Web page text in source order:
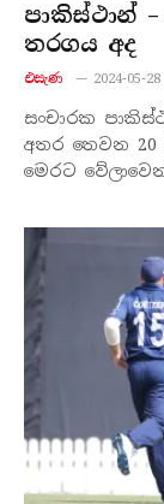
පාකිස්ථාන්
තරගය අද
එසැණ 2024-05-28
සංචාරක
අතර තෙවන 20
මෙරට